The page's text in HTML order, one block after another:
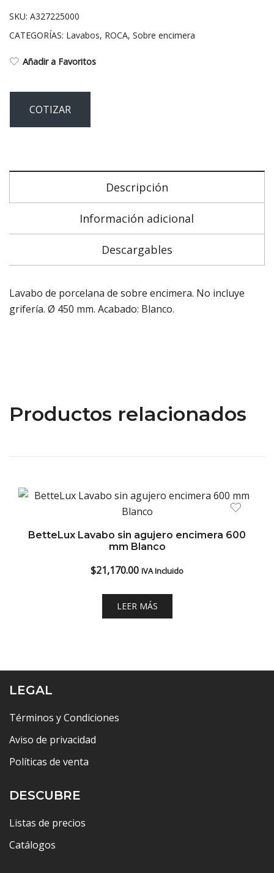
SKU: A327225000
CATEGORÍAS: Lavabos, ROCA, Sobre encimera
Añadir a Favoritos
COTIZAR
Descripción
Información adicional
Descargables
Lavabo de porcelana de sobre encimera. No incluye
grifería. Ø 450 mm. Acabado: Blanco.
Productos relacionados
BetteLux Lavabo sin agujero encimera 600
mm Blanco
$21,170.00 IVA Incluido
LEER MÁS
LEGAL
Términos y Condiciones
Aviso de privacidad
Políticas de venta
DESCUBRE
Listas de precios
Catálogos